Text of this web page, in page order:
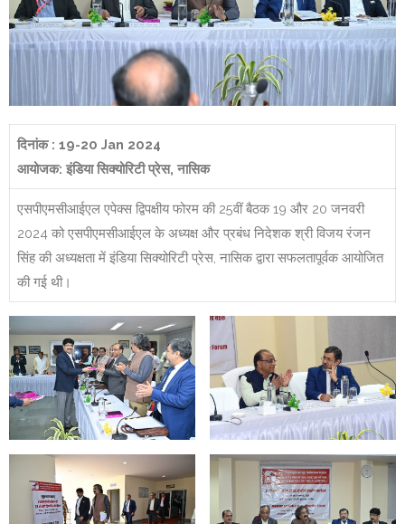
दिनांक : 19-20 Jan 2024
आयोजक: इंडिया सिक्योरिटी प्रेस, नासिक
एसपीएमसीआईएल एपेक्स द्विपक्षीय फोरम की 25वीं बैठक 19 और 20 जनवरी
2024 को एसपीएमसीआईएल के अध्यक्ष और प्रबंध निदेशक श्री विजय रंजन
सिंह की अध्यक्षता में इंडिया सिक्योरिटी प्रेस, नासिक द्वारा सफलतापूर्वक आयोजित
की गई थी।